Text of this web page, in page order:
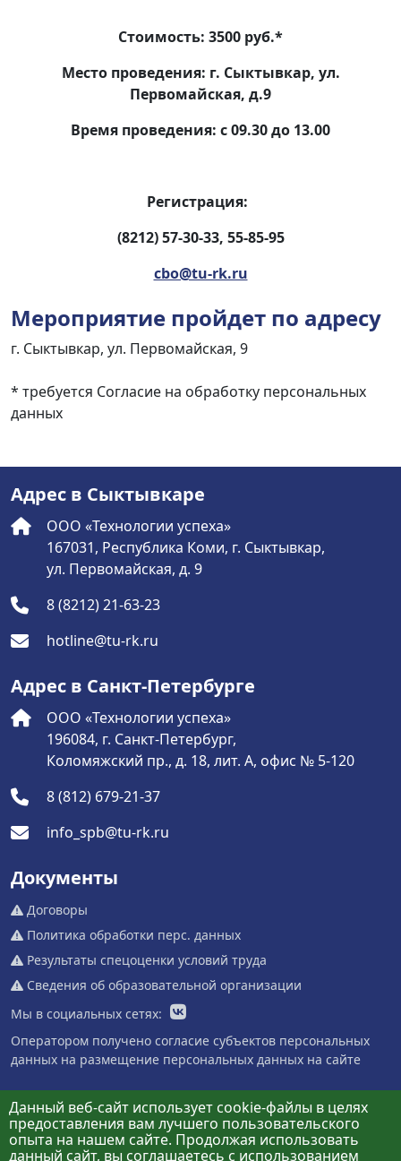
Стоимость: 3500 руб.*
Место проведения: г. Сыктывкар, ул.
Первомайская, д.9
Время проведения: с 09.30 до 13.00
Регистрация:
(8212) 57-30-33, 55-85-95
cbo@tu-rk.ru
Мероприятие пройдет по адресу
г. Сыктывкар, ул. Первомайская, 9
* требуется Согласие на обработку персональных
данных
Адрес в Сыктывкаре
ООО «Технологии успеха»
167031, Республика Коми, г. Сыктывкар,
ул. Первомайская, д. 9
8 (8212) 21-63-23
hotline@tu-rk.ru
Адрес в Санкт-Петербурге
ООО «Технологии успеха»
196084, г. Санкт-Петербург,
Коломяжский пр., д. 18, лит. А, офис № 5-120
8 (812) 679-21-37
info_spb@tu-rk.ru
Документы
Договоры
Политика обработки перс. данных
Результаты спецоценки условий труда
Сведения об образовательной организации
Мы в социальных сетях:
Оператором получено согласие субъектов персональных
данных на размещение персональных данных на сайте
Данный веб-сайт использует cookie-файлы в целях
предоставления вам лучшего пользовательского
опыта на нашем сайте. Продолжая использовать
данный сайт, вы соглашаетесь с использованием